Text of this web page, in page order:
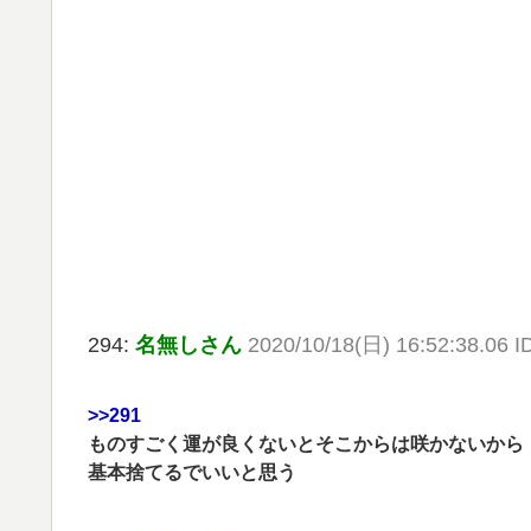
294: 名無しさん 2020/10/18(日) 16:52:38.06
>>291
ものすごく運が良くないとそこからは咲かないから
基本捨てるでいいと思う